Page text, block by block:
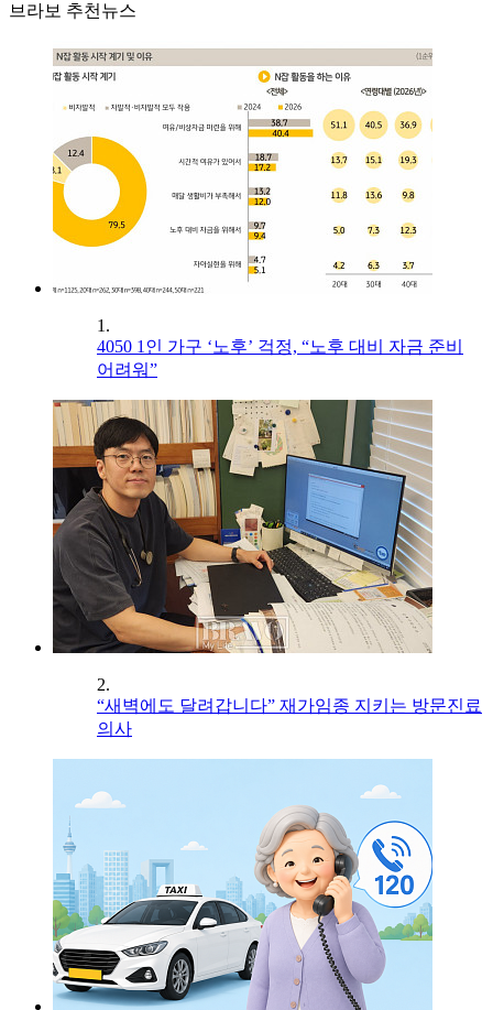
브라보 추천뉴스
1.
4050 1인 가구 ‘노후’ 걱정, “노후 대비 자금 준비
어려워”
2.
“새벽에도 달려갑니다” 재가임종 지키는 방문진료
의사